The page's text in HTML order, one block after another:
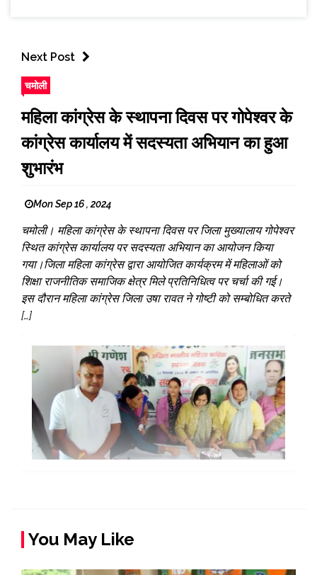
Next Post
चमोली
महिला कांग्रेस के स्थापना दिवस पर गोपेश्वर के
कांग्रेस कार्यालय में सदस्यता अभियान का हुआ
शुभारंभ
Mon Sep 16 , 2024
चमोली। महिला कांग्रेस के स्थापना दिवस पर जिला मुख्यालाय गोपेश्वर
स्थित कांग्रेस कार्यालय पर सदस्यता अभियान का आयोजन किया
गया।जिला महिला कांग्रेस द्वारा आयोजित कार्यक्रम में महिलाओं को
शिक्षा राजनीतिक समाजिक क्षेत्र मिले प्रतिनिधित्व पर चर्चा की गई।
इस दौरान महिला कांग्रेस जिला उषा रावत ने गोष्टी को सम्बोधित करते
[…]
You May Like